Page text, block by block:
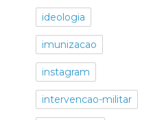
ideologia
imunizacao
instagram
intervencao-militar